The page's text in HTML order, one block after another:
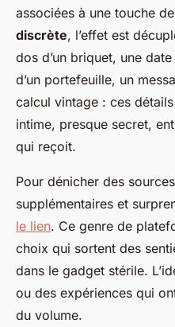
associées à une touche de
discrète, l’effet est
dos d’un briquet, une
d’un portefeuille, un
calcul vintage : ces
intime, presque secret,
qui reçoit.
Pour dénicher des
supplémentaires et
le lien. Ce genre de
choix qui sortent des
dans le gadget stérile.
ou des expériences qui
du volume.